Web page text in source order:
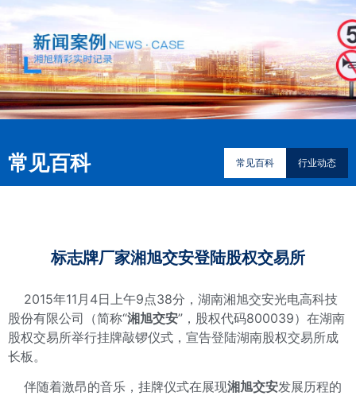
常见百科 常见百科 行业动态
标志牌厂家湘旭交安登陆股权交易所
2015年11月4日上午9点38分，湖南湘旭交安光电高科技
股份有限公司（简称“湘旭交安”，股权代码800039）在湖南
股权交易所举行挂牌敲锣仪式，宣告登陆湖南股权交易所成
长板。
伴随着激昂的音乐，挂牌仪式在展现湘旭交安发展历程的